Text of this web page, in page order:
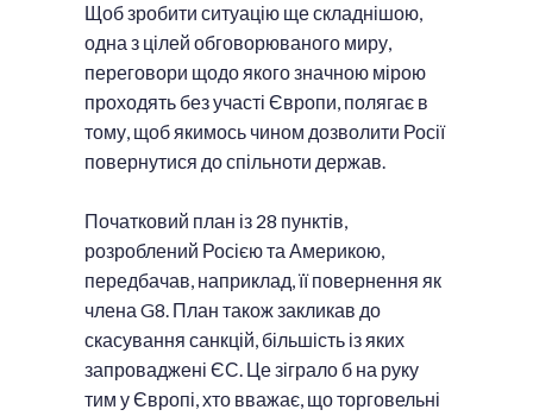
Щоб зробити ситуацію ще складнішою,
одна з цілей обговорюваного миру,
переговори щодо якого значною мірою
проходять без участі Європи, полягає в
тому, щоб якимось чином дозволити Росії
повернутися до спільноти держав.
Початковий план із 28 пунктів,
розроблений Росією та Америкою,
передбачав, наприклад, її повернення як
члена G8. План також закликав до
скасування санкцій, більшість із яких
запроваджені ЄС. Це зіграло б на руку
тим у Європі, хто вважає, що торговельні